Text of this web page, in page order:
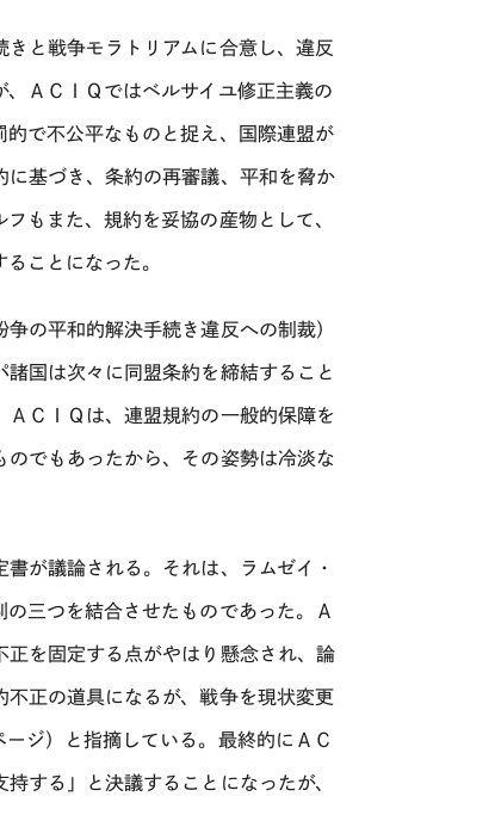
と戦争モラトリアムに合意し、違反
ＡＣＩＱではベルサイユ修正主義の
で不公平なものと捉え、国際連盟が
基づき、条約の再審議、平和を脅か
もまた、規約を妥協の産物として、
ことになった。
の平和的解決手続き違反への制裁）
国は次々に同盟条約を締結すること
ＣＩＱは、連盟規約の一般的保障を
でもあったから、その姿勢は冷淡な
が議論される。それは、ラムゼイ・
三つを結合させたものであった。Ａ
を固定する点がやはり懸念され、論
正の道具になるが、戦争を現状変更
ジ）と指摘している。最終的にＡＣ
する」と決議することになったが、